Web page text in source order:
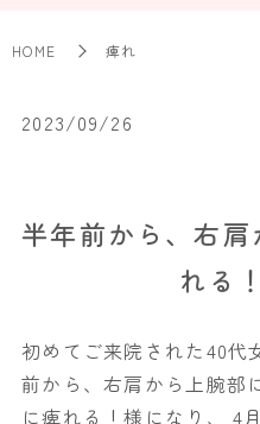
HOME 痺れ
2023/09/26
半年前から、右
れる
初めてご来院された40
前から、右肩から上腕部
に痺れる！様になり、 4